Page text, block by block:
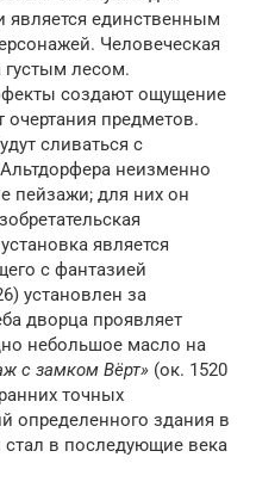
является единственным
Человеческая
лесом.
создают ощущение
очертания предметов.
сливаться с
неизменно
пейзажи; для них он
является
с фантазией
установлен за
дворца проявляет
небольшое масло на
с замком Вёрт» (ок. 1520
точных
определенного здания в
стал в последующие века